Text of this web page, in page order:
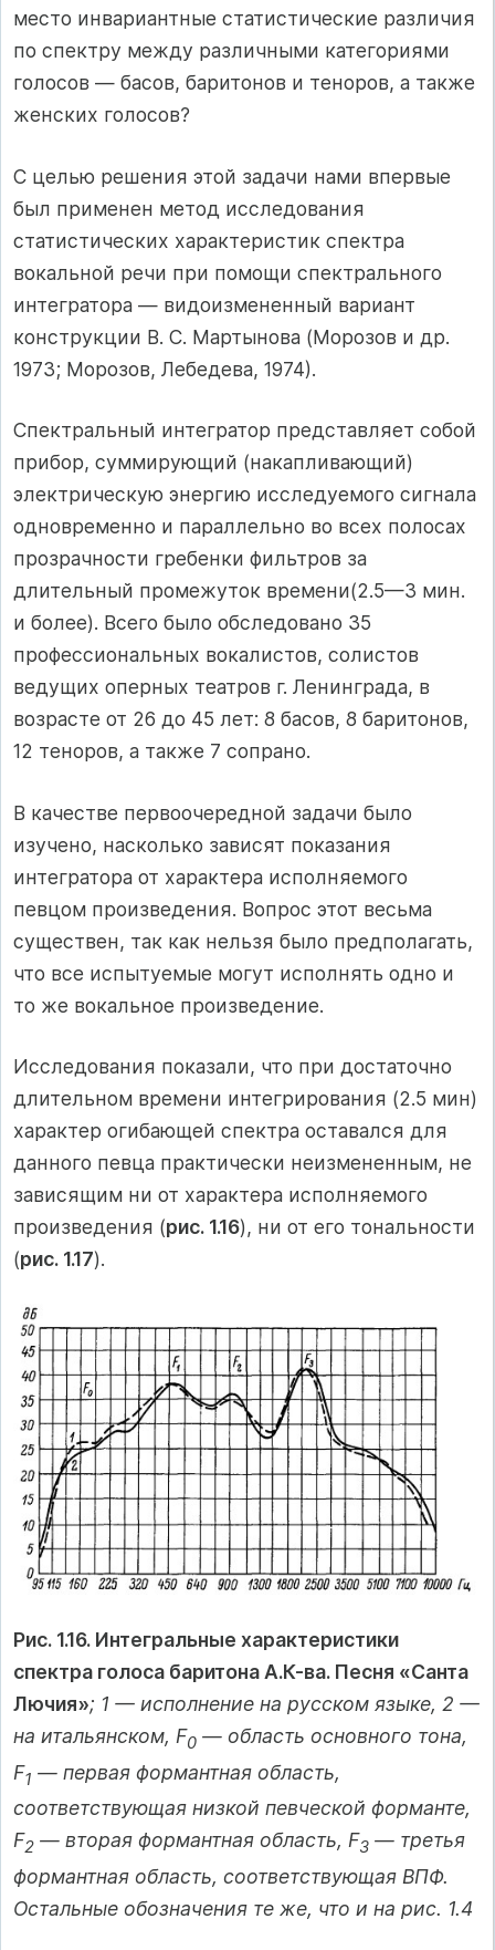
место инвариантные статистические различия
по спектру между различными категориями
голосов — басов, баритонов и теноров, а также
женских голосов?
С целью решения этой задачи нами впервые
был применен метод исследования
статистических характеристик спектра
вокальной речи при помощи спектрального
интегратора — видоизмененный вариант
конструкции В. С. Мартынова (Морозов и др.
1973; Морозов, Лебедева, 1974).
Спектральный интегратор представляет собой
прибор, суммирующий (накапливающий)
электрическую энергию исследуемого сигнала
одновременно и параллельно во всех полосах
прозрачности гребенки фильтров за
длительный промежуток времени(2.5—З мин.
и более). Всего было обследовано 35
профессиональных вокалистов, солистов
ведущих оперных театров г. Ленинграда, в
возрасте от 26 до 45 лет: 8 басов, 8 баритонов,
12 теноров, а также 7 сопрано.
В качестве первоочередной задачи было
изучено, насколько зависят показания
интегратора от характера исполняемого
певцом произведения. Вопрос этот весьма
существен, так как нельзя было предполагать,
что все испытуемые могут исполнять одно и
то же вокальное произведение.
Исследования показали, что при достаточно
длительном времени интегрирования (2.5 мин)
характер огибающей спектра оставался для
данного певца практически неизмененным, не
зависящим ни от характера исполняемого
произведения (рис. 1.16), ни от его тональности
(рис. 1.17).
Рис. 1.16. Интегральные характеристики
спектра голоса баритона А.К-ва. Песня «Санта
Лючия»; 1 — исполнение на русском языке, 2 —
на итальянском, F0 — область основного тона,
F1 — первая формантная область,
соответствующая низкой певческой форманте,
F2 — вторая формантная область, F3 — третья
формантная область, соответствующая ВПФ.
Остальные обозначения те же, что и на рис. 1.4